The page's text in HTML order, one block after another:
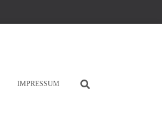
IMPRESSUM